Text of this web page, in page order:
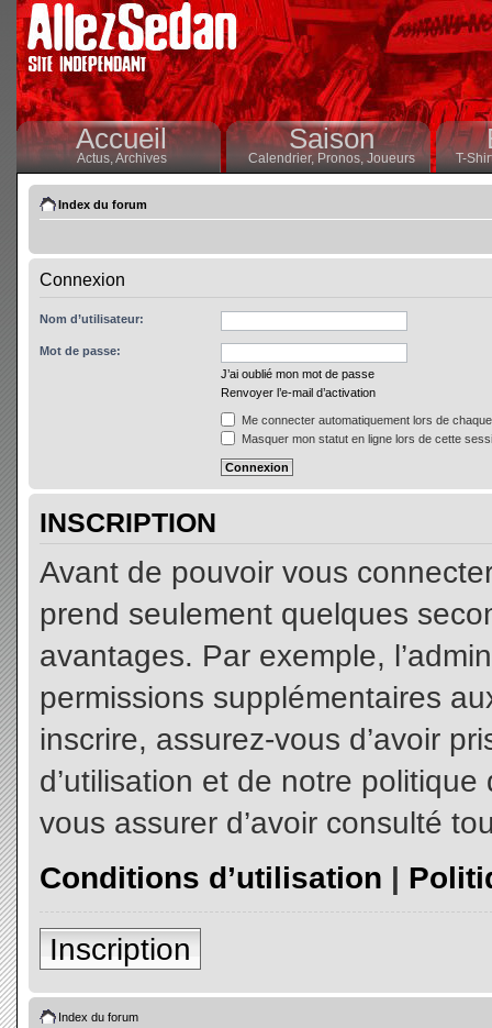
Accueil
Actus,Archives
Saison
Calendrier,Pronos, Joueurs T-
Index du forum
Connexion
Nom d’utilisateur:
Mot de passe:
J’ai oublié mon mot de passe
Renvoyer l’e-mail d’activation
Me connecter automatiquement lors de
Masquer mon statut en ligne lors de cette
INSCRIPTION
Avant de pouvoir vous
prend seulement quelques
avantages. Par exemple,
permissions supplémentaires
inscrire, assurez-vous d’avoir
d’utilisation et de notre
vous assurer d’avoir consulté
Conditions d’utilisation |
Inscription
Index du forum